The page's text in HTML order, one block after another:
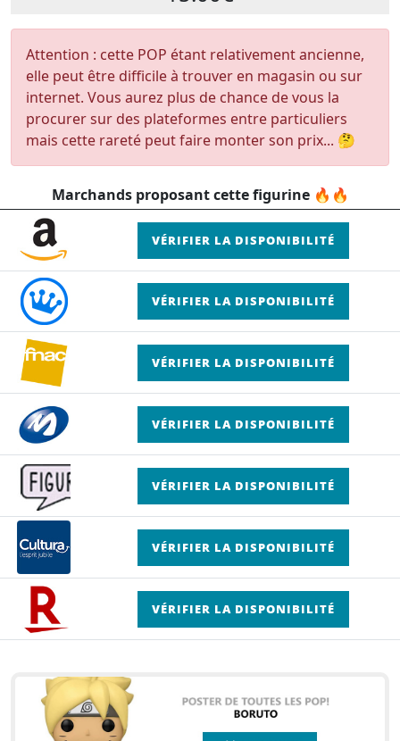
Attention : cette POP étant relativement ancienne,
elle peut être difficile à trouver en magasin ou sur
internet. Vous aurez plus de chance de vous la
procurer sur des plateformes entre particuliers
mais cette rareté peut faire monter son prix... 🤔
Marchands proposant cette figurine 🔥🔥
VÉRIFIER LA DISPONIBILITÉ
VÉRIFIER LA DISPONIBILITÉ
VÉRIFIER LA DISPONIBILITÉ
VÉRIFIER LA DISPONIBILITÉ
VÉRIFIER LA DISPONIBILITÉ
VÉRIFIER LA DISPONIBILITÉ
VÉRIFIER LA DISPONIBILITÉ